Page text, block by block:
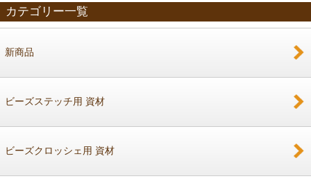
カテゴリー一覧
新商品
ビーズステッチ用 資材
ビーズクロッシェ用 資材